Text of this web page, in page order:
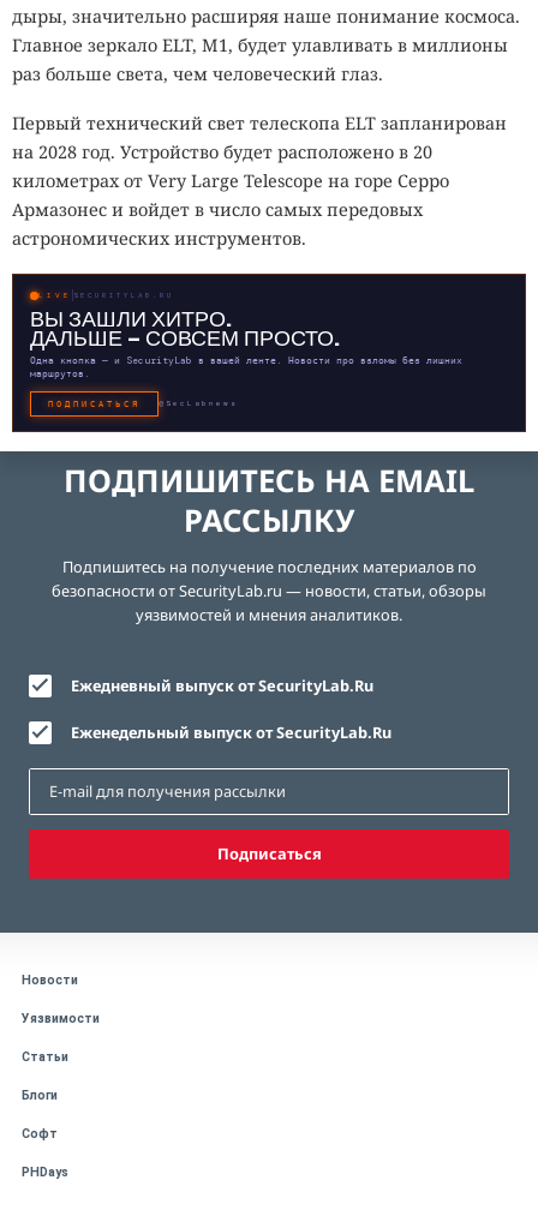
дыры, значительно расширяя наше понимание космоса.
Главное зеркало ELT, M1, будет улавливать в миллионы
раз больше света, чем человеческий глаз.
Первый технический свет телескопа ELT запланирован
на 2028 год. Устройство будет расположено в 20
километрах от Very Large Telescope на горе Серро
Армазонес и войдет в число самых передовых
астрономических инструментов.
LIVE SECURITYLAB.RU
ВЫ ЗАШЛИ ХИТРО.
ДАЛЬШЕ — СОВСЕМ ПРОСТО.
Одна кнопка — и SecurityLab в вашей ленте. Новости про взломы без лишних
маршрутов.
ПОДПИСАТЬСЯ @SecLabnews
ПОДПИШИТЕСЬ НА EMAIL
РАССЫЛКУ
Подпишитесь на получение последних материалов по
безопасности от SecurityLab.ru — новости, статьи, обзоры
уязвимостей и мнения аналитиков.
Ежедневный выпуск от SecurityLab.Ru
Еженедельный выпуск от SecurityLab.Ru
Подписаться
Новости
Уязвимости
Статьи
Блоги
Софт
PHDays